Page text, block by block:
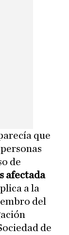
que
de
afectada
a la
del
de